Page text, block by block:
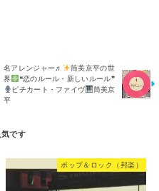
名アレンジャー♬
筒美京平の世
界
❝恋のルール・新しいルール❞
ピチカート・ファイヴ
筒美京
平
ポップ＆ロック（邦楽）